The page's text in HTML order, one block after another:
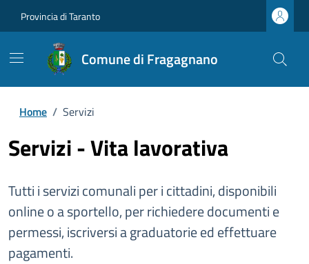
Provincia di Taranto
Comune di Fragagnano
Home / Servizi
Servizi - Vita lavorativa
Tutti i servizi comunali per i cittadini, disponibili
online o a sportello, per richiedere documenti e
permessi, iscriversi a graduatorie ed effettuare
pagamenti.